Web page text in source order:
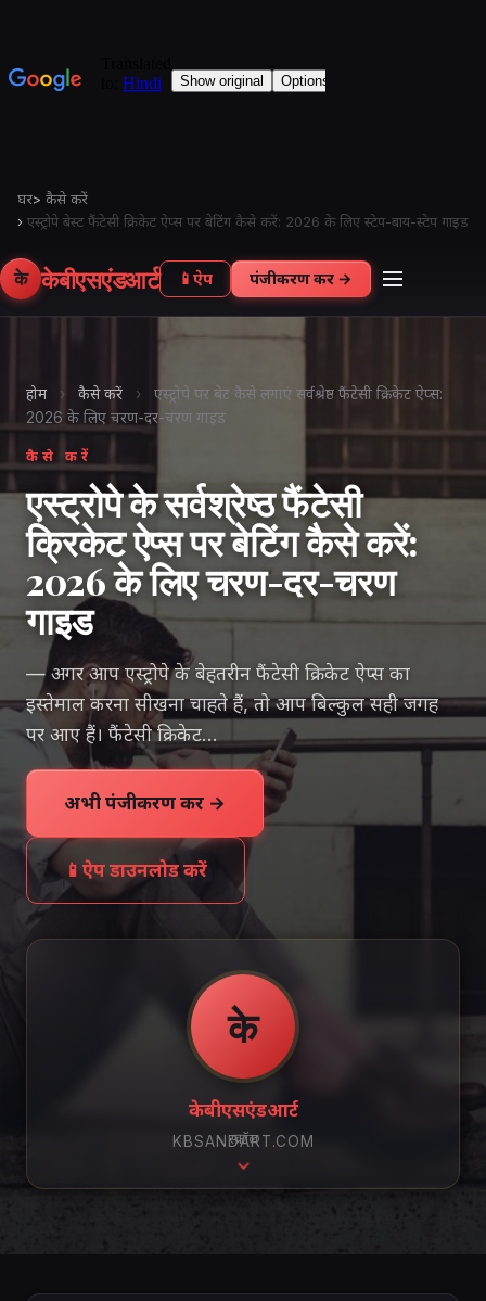
घर> कैसे करें
› एस्ट्रोपे बेस्ट फैंटेसी क्रिकेट ऐप्स पर बेटिंग कैसे करें: 2026 के लिए स्टेप-बाय-स्टेप गाइड
के केबीएसएंडआर्ट 📱 ऐप पंजीकरण करें →
होम › कैसे करें ›
एस्ट्रोपे पर बेट कैसे लगाएं सर्वश्रेष्ठ फैंटेसी क्रिकेट ऐप्स:
2026 के लिए चरण-दर-चरण गाइड
कैसे करें
एस्ट्रोपे के सर्वश्रेष्ठ फैंटेसी
क्रिकेट ऐप्स पर बेटिंग कैसे करें:
2026 के लिए चरण-दर-चरण
गाइड
— अगर आप एस्ट्रोपे के बेहतरीन फैंटेसी क्रिकेट ऐप्स का
इस्तेमाल करना सीखना चाहते हैं, तो आप बिल्कुल सही जगह
पर आए हैं। फैंटेसी क्रिकेट…
अभी पंजीकरण करें →
📱 ऐप डाउनलोड करें
के
केबीएसएंडआर्ट
KBSANDART.COM
स्क्रॉल